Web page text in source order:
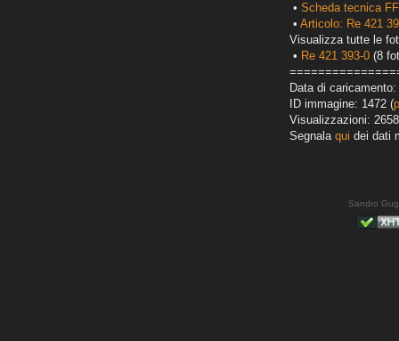
• Scheda tecnica
• Articolo: Re 421
Visualizza tutte le
• Re 421 393-0 (8
Data di caricamento:
ID immagine: 1472 (
Visualizzazioni: 2658
Segnala qui dei dati
Sandro